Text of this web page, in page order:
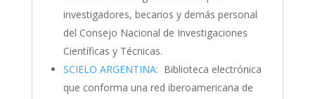
investigadores, becarios y demás personal
del Consejo Nacional de Investigaciones
Científicas y Técnicas.
SCIELO ARGENTINA: Biblioteca electrónica
que conforma una red iberoamericana de